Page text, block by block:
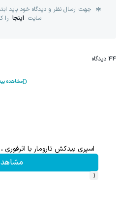
جهت ارسال نظر و دیدگاه خود باید
سایت اینجا را
44 دیدگاه
مشاهده
بیشتر)
اسپری بیدکش تارومار با
‹